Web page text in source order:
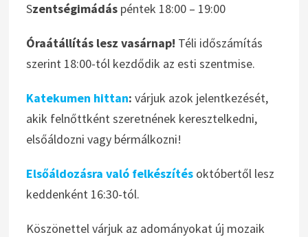
Szentségimádás péntek 18:00 – 19:00
Óraátállítás lesz vasárnap! Téli időszámítás
szerint 18:00-tól kezdődik az esti szentmise.
Katekumen hittan: várjuk azok jelentkezését,
akik felnőttként szeretnének keresztelkedni,
elsőáldozni vagy bérmálkozni!
Elsőáldozásra való felkészítés októbertől lesz
keddenként 16:30-tól.
Köszönettel várjuk az adományokat új mozaik